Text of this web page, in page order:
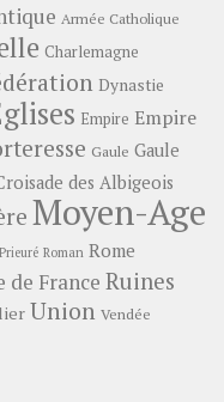
Armée Catholique
Charlemagne
Dynastie
Empire Empire
Gaule Gaule
des Albigeois
Moyen-Age
Prieuré Roman Rome
de France Ruines
Union Vendée